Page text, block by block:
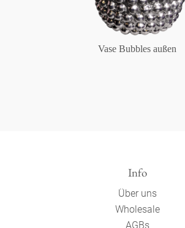
Vase Bubbles außen
Info
Über uns
Wholesale
AGBs